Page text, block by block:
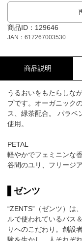
商品ID：129646
JAN：617267003530
商品説明
うるおいをもたらしな
プです。オーガニック
ス、緑茶配合。 パラベ
使用。
PETAL
軽やかでフェミニンな
谷間のユリ、フリージ
ゼンツ
“ZENTS”（ゼンツ）は
ルで使われているバス
りへのこだわり。創設